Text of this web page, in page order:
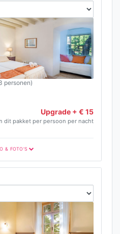
personen)
Upgrade + € 15
dit pakket per persoon per nacht
& FOTO'S